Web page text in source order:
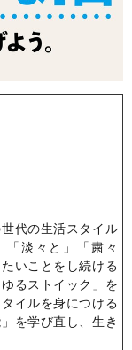
代の生活スタイル
淡々と」「粛々
いことをし続ける
るストイック」を
イルを身につける
を学び直し、生き